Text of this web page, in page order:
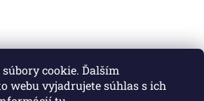
cookie. Ďalším
webu vyjadrujete súhlas s ich